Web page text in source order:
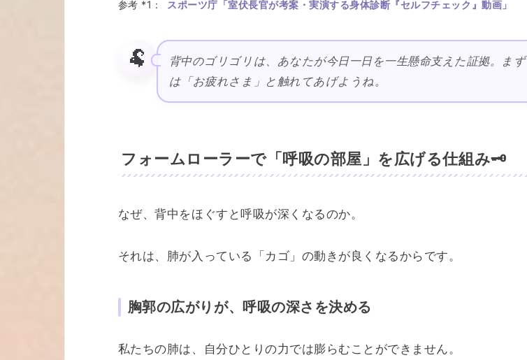
参考 *1： スポーツ庁「室伏長官が考案・実演する身体診断『セルフチェック』動画」
🐏
背中のゴリゴリは、あなたが今日一日を一生懸命支えた証拠。まず
は「お疲れさま」と触れてあげようね。
フォームローラーで「呼吸の部屋」を広げる仕組み🗝️
なぜ、背中をほぐすと呼吸が深くなるのか。
それは、肺が入っている「カゴ」の動きが良くなるからです。
胸郭の広がりが、呼吸の深さを決める
私たちの肺は、自分ひとりの力では膨らむことができません。